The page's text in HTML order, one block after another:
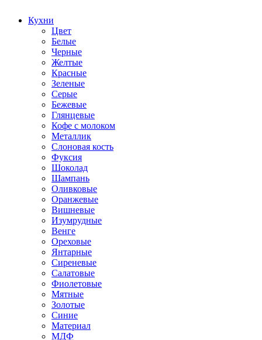
Кухни
Цвет
Белые
Черные
Желтые
Красные
Зеленые
Серые
Бежевые
Глянцевые
Кофе с молоком
Металлик
Слоновая кость
Фуксия
Шоколад
Шампань
Оливковые
Оранжевые
Вишневые
Изумрудные
Венге
Ореховые
Янтарные
Сиреневые
Салатовые
Фиолетовые
Мятные
Золотые
Синие
Материал
МДФ